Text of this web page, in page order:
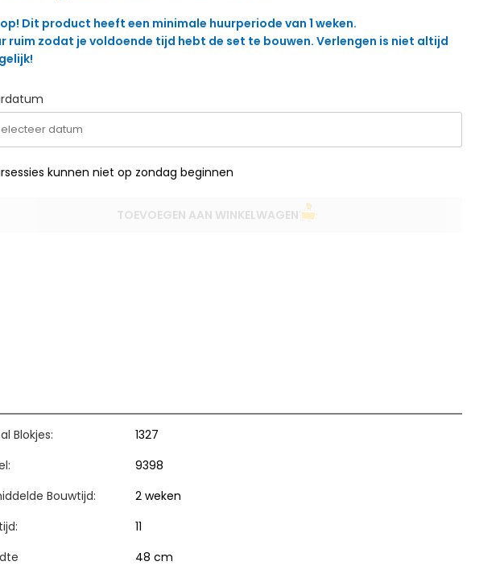
Dit product heeft een minimale huurperiode van 1 weken.
ruim zodat je voldoende tijd hebt de set te bouwen. Verlengen is niet altijd
kunnen niet op zondag beginnen
TOEVOEGEN AAN WINKELWAGEN
Blokjes:
1327
9398
Bouwtijd:
2 weken
11
48 cm